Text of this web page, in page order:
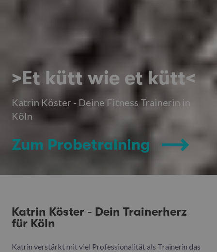
>Et kütt wie et kütt<
Katrin Köster - Deine Fitness Trainerin in
Köln
Zum Probetraining
Katrin Köster - Dein Trainerherz
für Köln
Katrin verstärkt mit viel Professionalität als Trainerin das